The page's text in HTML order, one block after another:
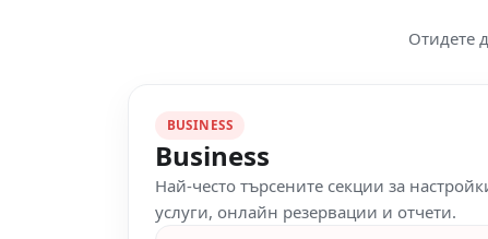
Отидете
BUSINESS
Business
Най-често търсените секции за
услуги, онлайн резервации и отчети.